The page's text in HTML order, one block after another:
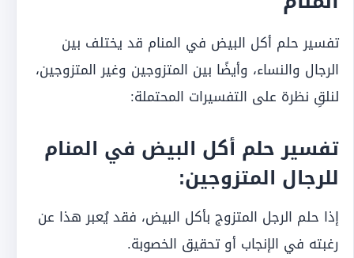
تفسير حلم أكل البيض في المنام قد يختلف بين
الرجال والنساء، وأيضًا بين المتزوجين وغير المتزوجين،
لنلقِ نظرة على التفسيرات المحتملة:
تفسير حلم أكل البيض في المنام
للرجال المتزوجين:
إذا حلم الرجل المتزوج بأكل البيض، فقد يُعبر هذا عن
رغبته في الإنجاب أو تحقيق الخصوبة.